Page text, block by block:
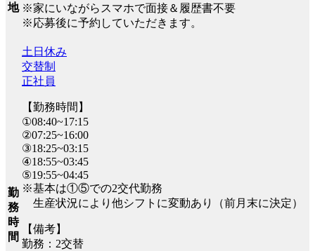
地 ※家にいながらスマホで面接＆履歴書不要
※応募後に予約していただきます。
勤
務
時
間
土日休み
交替制
正社員
【勤務時間】
①08:40~17:15
②07:25~16:00
③18:25~03:15
④18:55~03:45
⑤19:55~04:45
※基本は①⑤での2交代勤務
生産状況により他シフトに変動あり（前月末に決定）
【備考】
勤務：2交替